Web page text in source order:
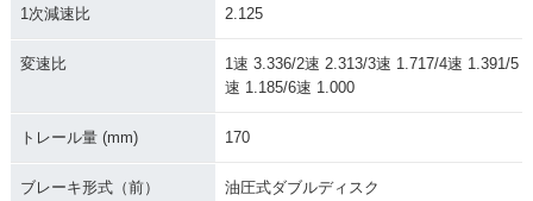
1次減速比 2.125
変速比
1速 3.336/2速 2.313/3速 1.717/4速 1.391/5
速 1.185/6速 1.000
トレール量 (mm) 170
ブレーキ形式（前） 油圧式ダブルディスク